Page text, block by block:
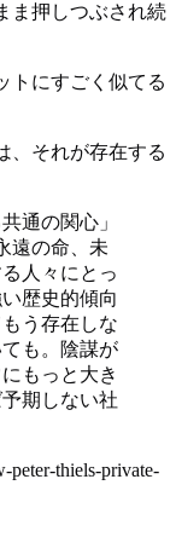
ま押しつぶされ続
トにすごく似てる
、それが存在する
通の関心」
遠の命、未
人々にとっ
歴史的傾向
う存在しな
も。陰謀が
もっと大き
期しない社
thiels-private-